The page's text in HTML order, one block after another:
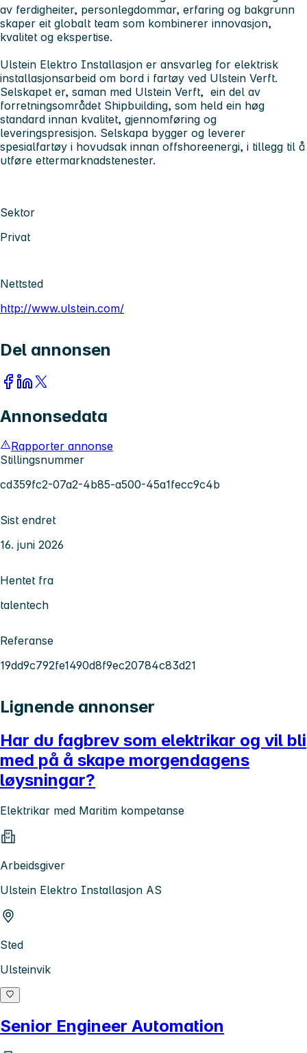
av ferdigheiter, personlegdommar, erfaring og bakgrunn
skaper eit globalt team som kombinerer innovasjon,
kvalitet og ekspertise.
Ulstein Elektro Installasjon er ansvarleg for elektrisk
installasjonsarbeid om bord i fartøy ved Ulstein Verft.
Selskapet er, saman med Ulstein Verft, ein del av
forretningsområdet Shipbuilding, som held ein høg
standard innan kvalitet, gjennomføring og
leveringspresisjon. Selskapa bygger og leverer
spesialfartøy i hovudsak innan offshoreenergi, i tillegg til å
utføre ettermarknadstenester.
Sektor
Privat
Nettsted
http://www.ulstein.com/
Del annonsen
Annonsedata
Rapporter annonse
Stillingsnummer
cd359fc2-07a2-4b85-a500-45a1fecc9c4b
Sist endret
16. juni 2026
Hentet fra
talentech
Referanse
19dd9c792fe1490d8f9ec20784c83d21
Lignende annonser
Har du fagbrev som elektrikar og vil bli
med på å skape morgendagens
løysningar?
Elektrikar med Maritim kompetanse
Arbeidsgiver
Ulstein Elektro Installasjon AS
Sted
Ulsteinvik
Senior Engineer Automation